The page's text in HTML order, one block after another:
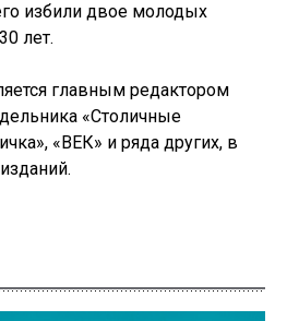
избили двое молодых
лет.
главным редактором
«Столичные
«ВЕК» и ряда других, в